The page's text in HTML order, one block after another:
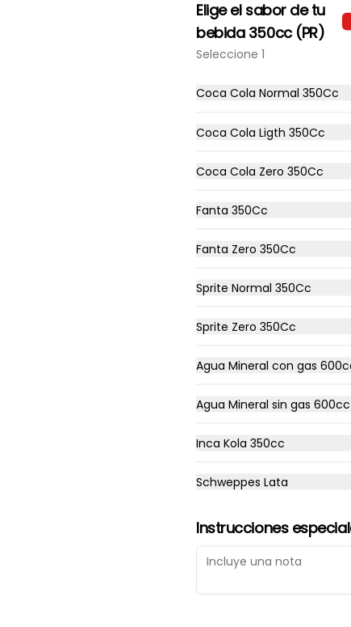
Elige el sabor de tu
bebida 350cc (PR)
Seleccione 1
Coca Cola Normal 350Cc
Coca Cola Ligth 350Cc
Coca Cola Zero 350Cc
Fanta 350Cc
Fanta Zero 350Cc
Sprite Normal 350Cc
Sprite Zero 350Cc
Agua Mineral con gas
Agua Mineral sin gas 600cc
Inca Kola 350cc
Schweppes Lata
Instrucciones